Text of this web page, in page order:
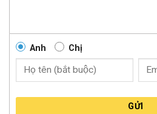
Anh Chị
GỬI